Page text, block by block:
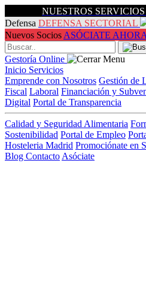
NUESTROS SERVICIOS
Defensa DEFENSA SECTORIAL
Nuevos Socios ASÓCIATE AHORA
Gestoría Online
Inicio Servicios
Emprende con Nosotros Gestión de
Fiscal Laboral Financiación y
Digital Portal de Transparencia
Calidad y Seguridad Alimentaria
Sostenibilidad Portal de Empleo
Hosteleria Madrid Promociónate en
Blog Contacto Asóciate